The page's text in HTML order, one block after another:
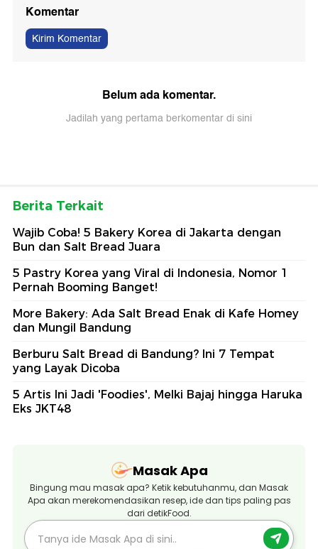
Komentar
Kirim Komentar
Belum ada komentar.
Jadilah yang pertama berkomentar di sini
Berita Terkait
Wajib Coba! 5 Bakery Korea di Jakarta dengan
Bun dan Salt Bread Juara
5 Pastry Korea yang Viral di Indonesia, Nomor 1
Pernah Booming Banget!
More Bakery: Ada Salt Bread Enak di Kafe Homey
dan Mungil Bandung
Berburu Salt Bread di Bandung? Ini 7 Tempat
yang Layak Dicoba
5 Artis Ini Jadi 'Foodies', Melki Bajaj hingga Haruka
Eks JKT48
Masak Apa
Bingung mau masak apa? Ketik kebutuhanmu, dan Masak
Apa akan merekomendasikan resep, ide dan tips paling pas
dari detikFood.